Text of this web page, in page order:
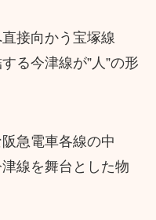
接向かう宝塚線
る今津線が”人”の形
急電車各線の中
線を舞台とした物